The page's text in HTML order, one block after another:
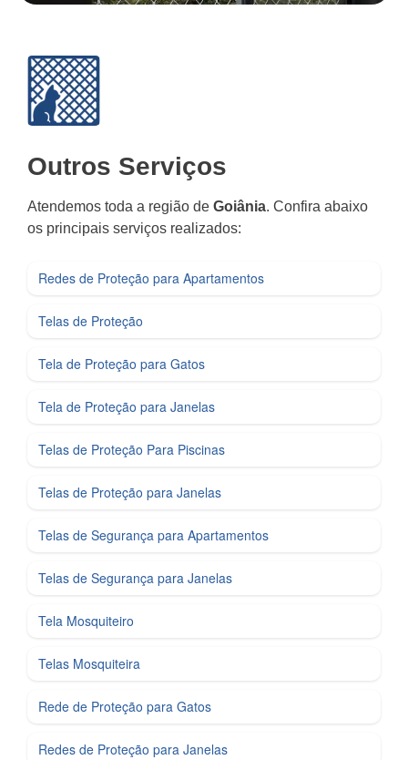
Outros Serviços
Atendemos toda a região de Goiânia. Confira abaixo
os principais serviços realizados:
Redes de Proteção para Apartamentos
Telas de Proteção
Tela de Proteção para Gatos
Tela de Proteção para Janelas
Telas de Proteção Para Piscinas
Telas de Proteção para Janelas
Telas de Segurança para Apartamentos
Telas de Segurança para Janelas
Tela Mosquiteiro
Telas Mosquiteira
Rede de Proteção para Gatos
Redes de Proteção para Janelas